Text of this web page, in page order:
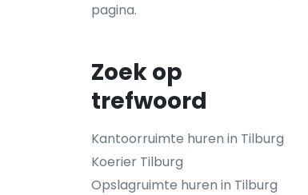
pagina.
Zoek op
trefwoord
Kantoorruimte huren in Tilburg
Koerier Tilburg
Opslagruimte huren in Tilburg